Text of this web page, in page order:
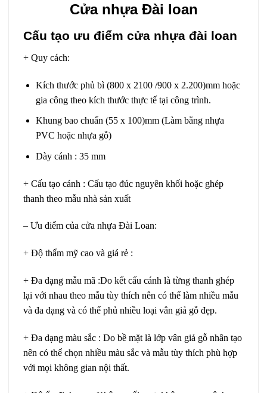
Cửa nhựa Đài loan
Cấu tạo ưu điểm cửa nhựa đài loan
+ Quy cách:
Kích thước phủ bì (800 x 2100 /900 x 2.200)mm hoặc
gia công theo kích thước thực tế tại công trình.
Khung bao chuẩn (55 x 100)mm (Làm bằng nhựa
PVC hoặc nhựa gỗ)
Dày cánh : 35 mm
+ Cấu tạo cánh : Cấu tạo đúc nguyên khối hoặc ghép
thanh theo mẫu nhà sản xuất
– Ưu điểm của cửa nhựa Đài Loan:
+ Độ thẩm mỹ cao và giá rẻ :
+ Đa dạng mẫu mã :Do kết cấu cánh là từng thanh ghép
lại với nhau theo mẫu tùy thích nên có thể làm nhiều mẫu
và đa dạng và có thể phủ nhiều loại vân giả gỗ đẹp.
+ Đa dạng màu sắc : Do bề mặt là lớp vân giả gỗ nhân tạo
nên có thể chọn nhiều màu sắc và mẫu tùy thích phù hợp
với mọi không gian nội thất.